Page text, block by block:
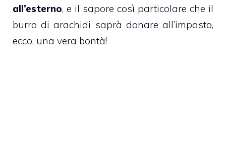
all’esterno, e il sapore così particolare che il
burro di arachidi saprà donare all’impasto,
ecco, una vera bontà!